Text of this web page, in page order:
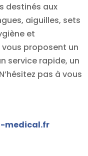
destinés aux
aiguilles, sets
et
vous proposent un
service rapide, un
pas à vous
medical.fr